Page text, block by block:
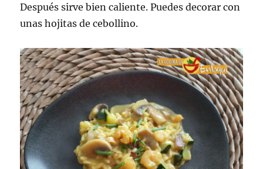
Después sirve bien caliente. Puedes decorar con
unas hojitas de cebollino.